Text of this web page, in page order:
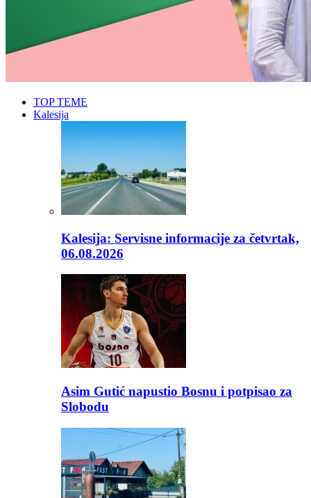
TOP TEME
Kalesija
Kalesija: Servisne informacije za četvrtak,
06.08.2026
Asim Gutić napustio Bosnu i potpisao za
Slobodu